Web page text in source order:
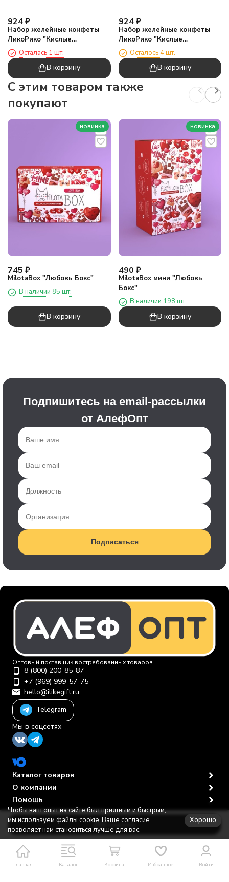
В корзину
924₽
Набор желейные конфеты
ЛикоРико "Кислые
карандаши Клубника", 24шт
Осталась 1 шт.
В корзину
924 ₽
Набор желейные конфеты
ЛикоРико "Кислые
карандаши Кола", 24шт
Осталось 4 шт.
В корзину
C этим товаром также
покупают
новинка
745 ₽
MilotaBox "Любовь Бокс"
В наличии 85 шт.
В корзину
новинка
490 ₽
MilotaBox мини "Любовь
Бокс"
В наличии 198 шт.
В корзину
Подпишитесь на email-рассылки
от АлефОпт
Подписаться
Главная Каталог Корзина Избранное Войти
Оптовый поставщик востребованных товаров
8 (800) 200-85-87
+7 (969) 999-57-75
hello@ilikegift.ru
Telegram
Мы в соцсетях
Каталог товаров
О компании
Помощь
Политика персональных данных
© 2012-2026 ООО "Первая торговая компания"
Чтобы ваш опыт на сайте был приятным и быстрым,
мы используем файлы cookie. Ваше согласие
позволяет нам становиться лучше для вас.
Хорошо